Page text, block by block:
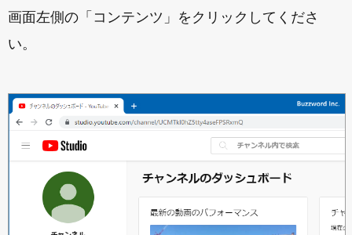
画面左側の「コンテンツ」をクリックしてくださ
い。